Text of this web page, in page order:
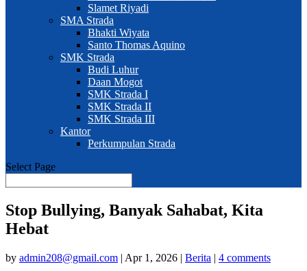
Slamet Riyadi
SMA Strada
Bhakti Wiyata
Santo Thomas Aquino
SMK Strada
Budi Luhur
Daan Mogot
SMK Strada I
SMK Strada II
SMK Strada III
Kantor
Perkumpulan Strada
Select Page
Stop Bullying, Banyak Sahabat, Kita
Hebat
by admin208@gmail.com | Apr 1, 2026 | Berita | 4 comments